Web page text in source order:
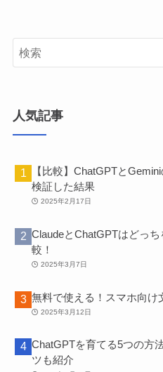
人気記事
【比較】ChatGPTと
検証した結果
2025年2月17日
ClaudeとChatGPTはどっ
較！
2025年3月7日
無料で使える！スマホ向け
2025年3月12日
ChatGPTを育てる5つの方
ツも紹介